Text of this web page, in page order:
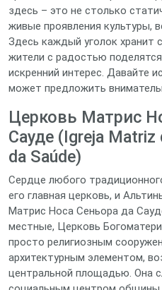
здесь – это не столько
живые проявления культуры,
Здесь каждый уголок хранит
жители с радостью
искренний интерес. Давайте
может предложить
Церковь Матрис
Сауде (Igreja Matriz
da Saúde)
Сердце любого
его главная церковь, и
Матрис Носа Сеньора да
местные, Церковь
просто религиозным
архитектурным элементом,
центральной площадью. Она